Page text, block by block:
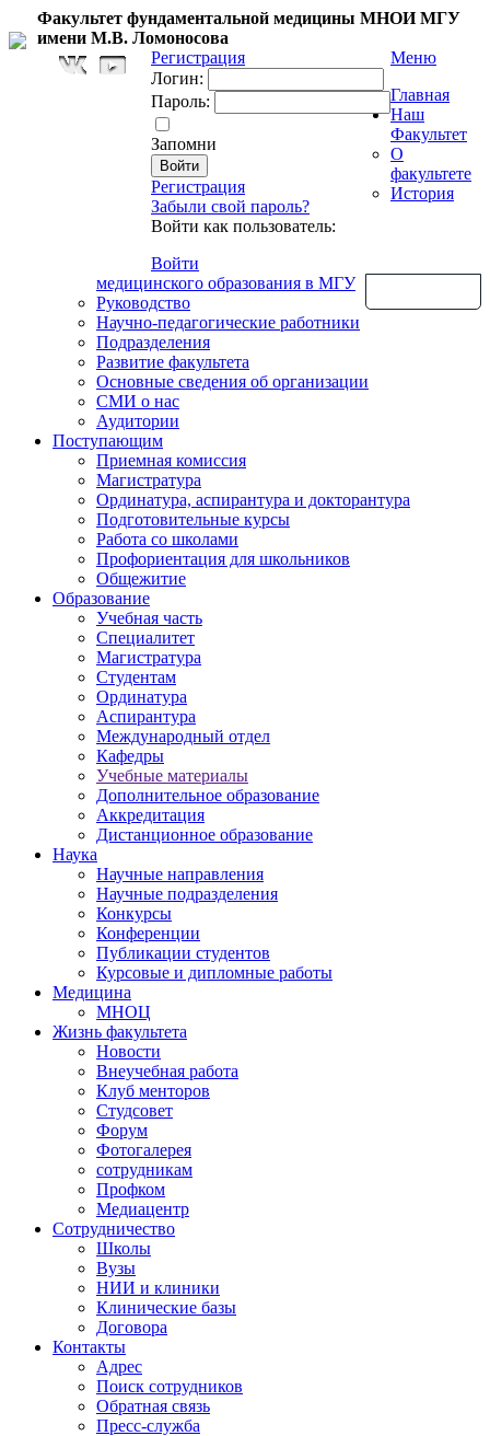
Факультет фундаментальной медицины МНОИ МГУ
имени М.В. Ломоносова
Регистрация
Логин:
Пароль:
Запомни
Регистрация
Забыли свой пароль?
Войти как пользователь:
Войти
Меню
Главная
Наш
Факультет
О
факультете
История
медицинского образования в МГУ
Руководство
Научно-педагогические работники
Подразделения
Развитие факультета
Основные сведения об организации
СМИ о нас
Аудитории
Поступающим
Приемная комиссия
Магистратура
Ординатура, аспирантура и докторантура
Подготовительные курсы
Работа со школами
Профориентация для школьников
Общежитие
Образование
Учебная часть
Специалитет
Магистратура
Студентам
Ординатура
Аспирантура
Международный отдел
Кафедры
Учебные материалы
Дополнительное образование
Аккредитация
Дистанционное образование
Наука
Научные направления
Научные подразделения
Конкурсы
Конференции
Публикации студентов
Курсовые и дипломные работы
Медицина
МНОЦ
Жизнь факультета
Новости
Внеучебная работа
Клуб менторов
Студсовет
Форум
Фотогалерея
сотрудникам
Профком
Медиацентр
Сотрудничество
Школы
Вузы
НИИ и клиники
Клинические базы
Договора
Контакты
Адрес
Поиск сотрудников
Обратная связь
Пресс-служба